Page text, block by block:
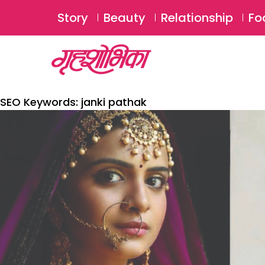
Story Beauty Relationship
SEO Keywords: janki pathak